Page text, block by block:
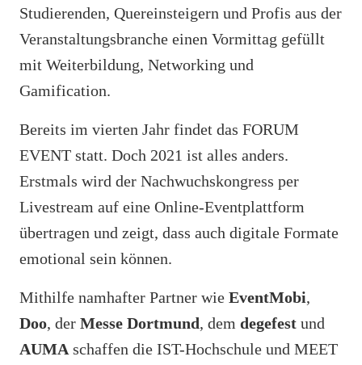
Studierenden, Quereinsteigern und Profis aus der
Veranstaltungsbranche einen Vormittag gefüllt
mit Weiterbildung, Networking und
Gamification.
Bereits im vierten Jahr findet das FORUM
EVENT statt. Doch 2021 ist alles anders.
Erstmals wird der Nachwuchskongress per
Livestream auf eine Online-Eventplattform
übertragen und zeigt, dass auch digitale Formate
emotional sein können.
Mithilfe namhafter Partner wie EventMobi,
Doo, der Messe Dortmund, dem degefest und
AUMA schaffen die IST-Hochschule und MEET